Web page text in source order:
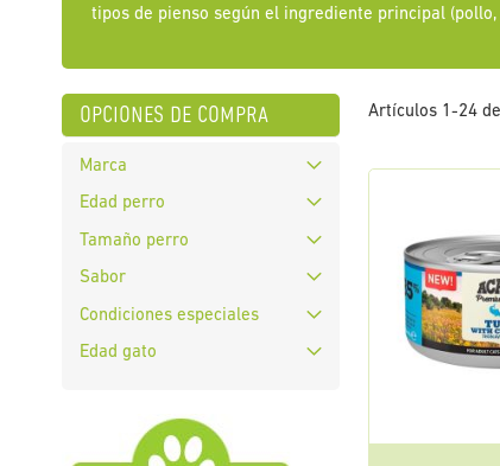
tipos de pienso según el ingrediente principal
Artículos 1-24 de
opciones de compra
Marca
Edad perro
Tamaño perro
Sabor
Condiciones especiales
Edad gato